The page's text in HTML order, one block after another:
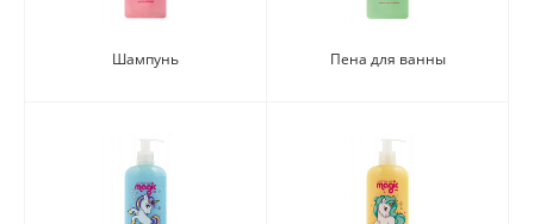
Шампунь Пена для ванны